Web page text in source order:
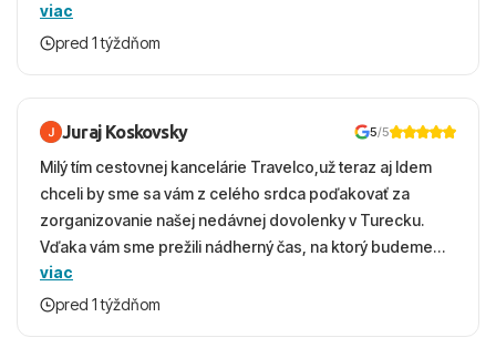
vecernych hodinach zaco sa ospravedlnujem. Hotel
krasny, cisty. Sluzby top. Strava, prostredie, more,
viac
pred 1 týždňom
Juraj Koskovsky 5/5
Milý tím cestovnej kancelárie Travelco,už teraz aj Idem
chceli by sme sa vám z celého srdca poďakovať za
zorganizovanie našej nedávnej dovolenky v Turecku.
Vďaka vám sme prežili nádherný čas, na ktorý budeme
ešte dlho s úsmevom spomínať. ​Všetko prebehlo
absolútne hladko – od prvotného výberu zájazdu, cez
viac
pred 1 týždňom